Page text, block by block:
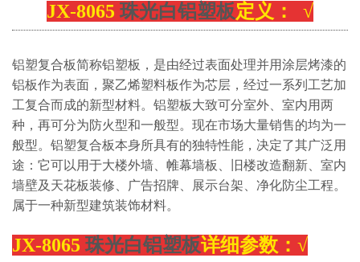
JX-8065 珠光白铝塑板定义： √
铝塑复合板简称铝塑板，是由经过表面处理并用涂层烤漆的
铝板作为表面，聚乙烯塑料板作为芯层，经过一系列工艺加
工复合而成的新型材料。铝塑板大致可分室外、室内用两
种，再可分为防火型和一般型。现在市场大量销售的均为一
般型。铝塑复合板本身所具有的独特性能，决定了其广泛用
途：它可以用于大楼外墙、帷幕墙板、旧楼改造翻新、室内
墙壁及天花板装修、广告招牌、展示台架、净化防尘工程。
属于一种新型建筑装饰材料。
JX-8065 珠光白铝塑板详细参数：√